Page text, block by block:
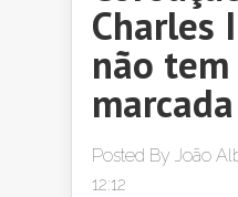
Charles
não
marcada
Posted By João
12:12